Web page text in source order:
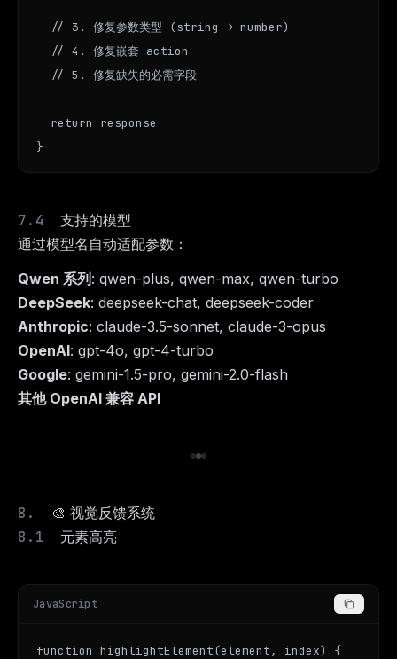
  // 3. 修复参数类型 (string → number)
  // 4. 修复嵌套 action
  // 5. 修复缺失的必需字段
  return response
}
支持的模型
通过模型名自动适配参数：
Qwen 系列 : qwen-plus, qwen-max, qwen-turbo
DeepSeek: deepseek-chat, deepseek-coder
Anthropic: claude-3.5-sonnet, claude-3-opus
OpenAI: gpt-4o, gpt-4-turbo
Google: gemini-1.5-pro, gemini-2.0-flash
其他 OpenAI 兼容 API
🎨 视觉反馈系统
元素高亮
JavaScript
function highlightElement(element, index) {